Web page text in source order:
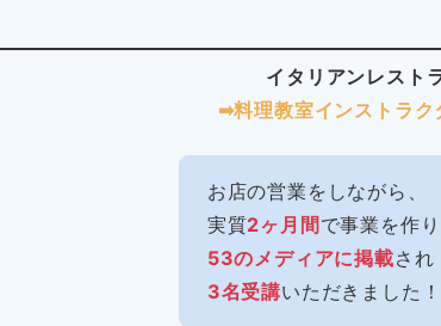
イタリアンレスト
➡︎料理教室インストラク
お店の営業をしながら、
実質2ヶ月間 で事業を作り
53のメディアに掲載され
3名受講いただきました！